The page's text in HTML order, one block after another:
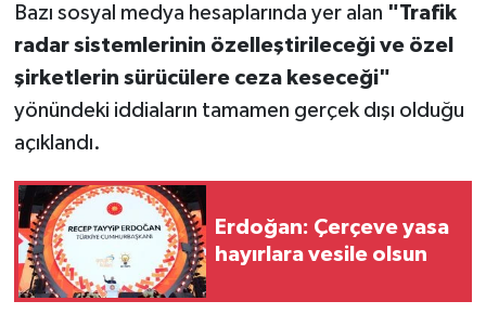
Bazı sosyal medya hesaplarında yer alan "Trafik
radar sistemlerinin özelleştirileceği ve özel
şirketlerin sürücülere ceza keseceği"
yönündeki iddiaların tamamen gerçek dışı olduğu
açıklandı.
Erdoğan: Çerçeve yasa
hayırlara vesile olsun